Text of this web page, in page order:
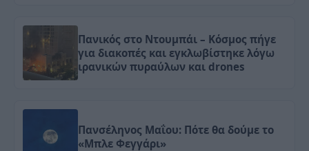
Πανικός στο Ντουμπάι – Κόσμος πήγε
για διακοπές και εγκλωβίστηκε λόγω
ιρανικών πυραύλων και drones
Πανσέληνος Μαΐου: Πότε θα δούμε το
«Μπλε Φεγγάρι»